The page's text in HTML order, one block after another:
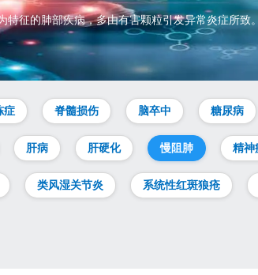
征的肺部疾病，多由有害颗粒引发异常炎症所
症 脊髓损伤 脑卒中 糖尿病
肝病 肝硬化 慢阻肺 精神
类风湿关节炎 系统性红斑狼疮